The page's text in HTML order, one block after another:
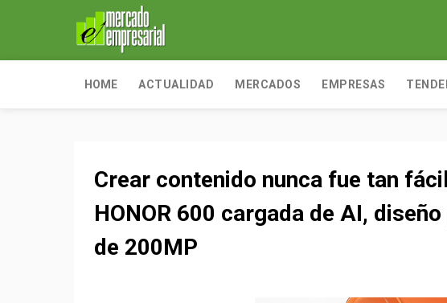
HOME ACTUALIDAD MERCADOS EMPRESAS
Crear contenido nunca fue tan
HONOR 600 cargada de AI,
de 200MP